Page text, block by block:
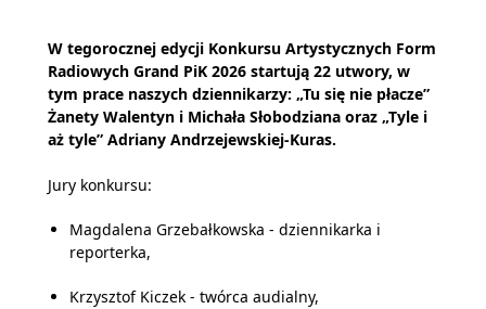
W tegorocznej edycji Konkursu Artystycznych Form
Radiowych Grand PiK 2026 startują 22 utwory, w
tym prace naszych dziennikarzy: „Tu się nie płacze”
Żanety Walentyn i Michała Słobodziana oraz „Tyle i
aż tyle” Adriany Andrzejewskiej-Kuras.
Jury konkursu:
Magdalena Grzebałkowska - dziennikarka i
reporterka,
Krzysztof Kiczek - twórca audialny,